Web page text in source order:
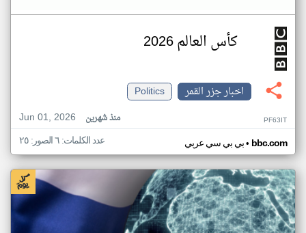
كأس العالم 2026
اخبار جزر القمر
Politics
Jun 01, 2026
منذ شهرين PF63IT
بي بي سي عربي• bbc.com عدد الكلمات: ٦ الصور: ٢٥